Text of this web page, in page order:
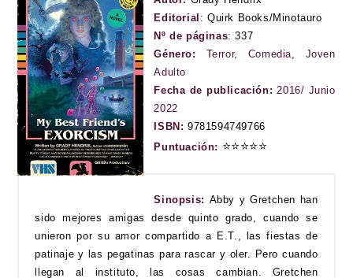
Editorial : Quirk Books/Minotauro
Nº de páginas: 337
Género: Terror, Comedia, Joven
Adulto
Fecha de publicación:2016/ Junio
2022
ISBN: 9781594749766
Puntuación: ⭐⭐⭐⭐⭐
Sinopsis: Abby y Gretchen han
sido mejores amigas desde quinto grado, cuando se
unieron por su amor compartido a E.T., las fiestas de
patinaje y las pegatinas para rascar y oler. Pero cuando
llegan al instituto, las cosas cambian. Gretchen